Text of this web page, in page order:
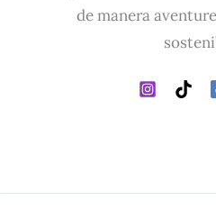
de manera